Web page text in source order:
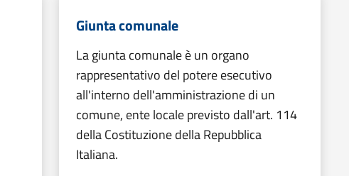
Giunta comunale
La giunta comunale è un organo
rappresentativo del potere esecutivo
all'interno dell'amministrazione di un
comune, ente locale previsto dall'art. 114
della Costituzione della Repubblica
Italiana.